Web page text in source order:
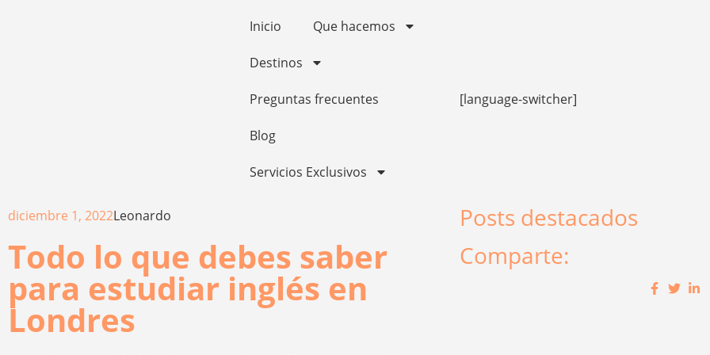
Inicio Que hacemos
Destinos
Preguntas frecuentes
Blog
Servicios Exclusivos
[language-switcher]
diciembre 1, 2022Leonardo
Todo lo que debes saber
para estudiar inglés en
Londres
Posts destacados
Comparte: